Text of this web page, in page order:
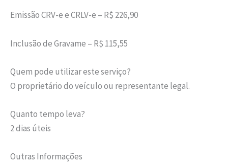
Emissão CRV-e e CRLV-e – R$ 226,90
Inclusão de Gravame – R$ 115,55
Quem pode utilizar este serviço?
O proprietário do veículo ou representante legal.
Quanto tempo leva?
2 dias úteis
Outras Informações